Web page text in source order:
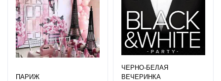
ПАРИЖ
ЧЕРНО-БЕЛАЯ
ВЕЧЕРИНКА